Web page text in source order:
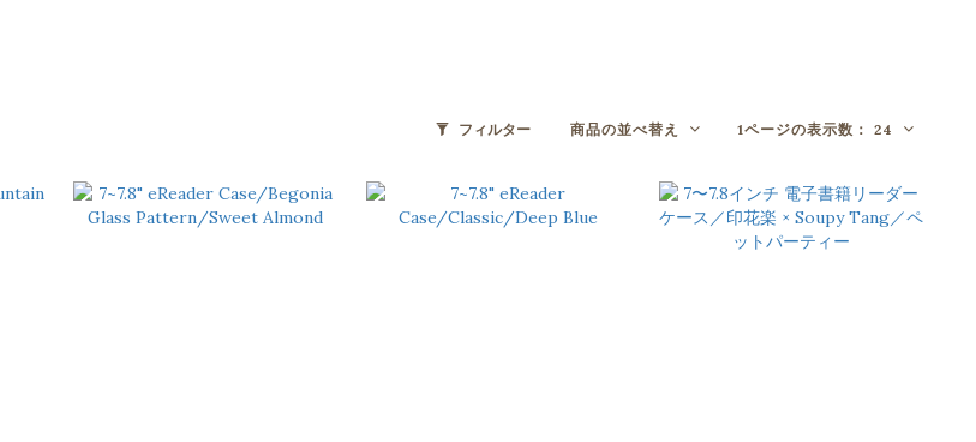
フィルター 商品の並べ替え 1ページの表示数： 24